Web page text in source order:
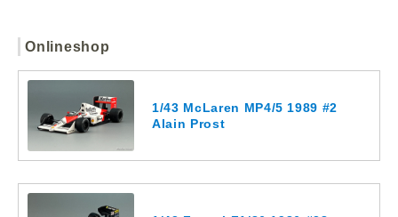
Onlineshop
1/43 McLaren MP4/5 1989 #2
Alain Prost